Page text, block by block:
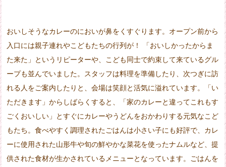
おいしそうなカレーのにおいが鼻をくすぐります。オープン前から
入口には親子連れやこどもたちの行列が！ 「おいしかったからま
た来た」というリピーターや、こども同士で約束して来ているグル
ープも並んでいました。スタッフは料理を準備したり、次つぎに訪
れる人をご案内したりと、会場は笑顔と活気に溢れています。「い
ただきます」からしばらくすると、「家のカレーと違ってこれもす
ごくおいしい」とすぐにカレーやうどんをおかわりする元気なこど
もたち。食べやすく調理されたごはんは小さい子にも好評で、カレ
ーに使用された山形牛や旬の鮮やかな菜花を使ったナムルなど、提
供された食材が生かされているメニューとなっています。ごはんを